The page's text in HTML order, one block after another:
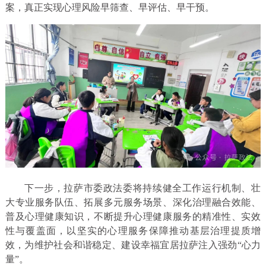
案，真正实现心理风险早筛查、早评估、早干预。
下一步，拉萨市委政法委将持续健全工作运行机制、壮
大专业服务队伍、拓展多元服务场景、深化治理融合效能、
普及心理健康知识，不断提升心理健康服务的精准性、实效
性与覆盖面，以坚实的心理服务保障推动基层治理提质增
效，为维护社会和谐稳定、建设幸福宜居拉萨注入强劲“心力
量”。